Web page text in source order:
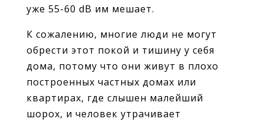
уже 55-60 dB им мешает.
К сожалению, многие люди не могут
обрести этот покой и тишину у себя
дома, потому что они живут в плохо
построенных частных домах или
квартирах, где слышен малейший
шорох, и человек утрачивает